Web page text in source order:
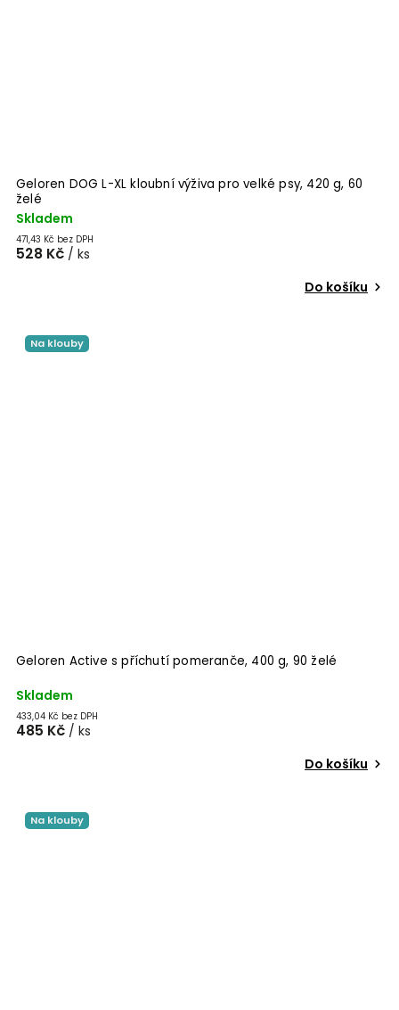
Geloren DOG L-XL kloubní výživa pro velké psy, 420 g, 60
želé
Skladem
471,43 Kč bez DPH
528 Kč / ks
Do košíku
Na klouby
Geloren Active s příchutí pomeranče, 400 g, 90 želé
Skladem
433,04 Kč bez DPH
485 Kč / ks
Do košíku
Na klouby